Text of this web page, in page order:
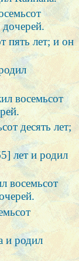
пять лет; и он
восемьсот
десять лет;
лет и родил
восемьсот
и родил